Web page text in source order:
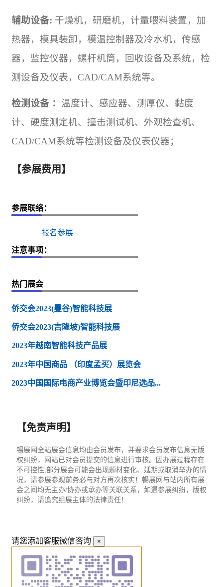
辅助设备: 干燥机，研磨机，计量喂料装置，加
热器，模具装卸，模温控制器及冷水机，传感
器，监控仪器，螺杆机筒，回收设备及系统，检
测设备及仪表， CAD/CAM系统等。
检测设备 ： 温度计、感应器、测厚仪、黏度
计、硬度测定机、撞击测试机、外观检查机、
CAD/CAM系统等检测设备及仪表仪器；
【参展费用】
参展联络：
报名参展
注意事项：
热门展会
侨交会2023(曼谷)智能科技展
侨交会2023(吉隆坡)智能科技展
2023年越南智能科技产品展
2023年中国商品 （印度孟买）展览会
2023中国国际电商产业博览会暨印尼选品...
【免责声明】
暢展网全站展会信息均由会员发布，并要求会员发布信息无版
权纠纷，网站已对会员提交的信息进行审核。因办展过程存在
不可控性,部分展会可能会出现题材变化、延期或取消举办的情
况，请参展参观前务必与对方再次核实！暢展网与站内所有展
会之间均无主办/协办或承办等关联关系，如遇参展纠纷，版权
纠纷，请追究组展主体的法律责任！
请您添加客服微信咨询 ×